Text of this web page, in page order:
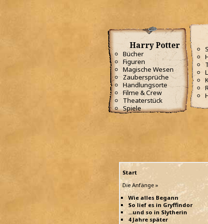
Harry Potter
Bücher
Figuren
Magische Wesen
Zaubersprüche
Handlungsorte
Filme & Crew
Theaterstück
Spiele
Start
Die Anfänge »
Wie alles Begann
So lief es in Gryffindor
...und so in Slytherin
4 Jahre später